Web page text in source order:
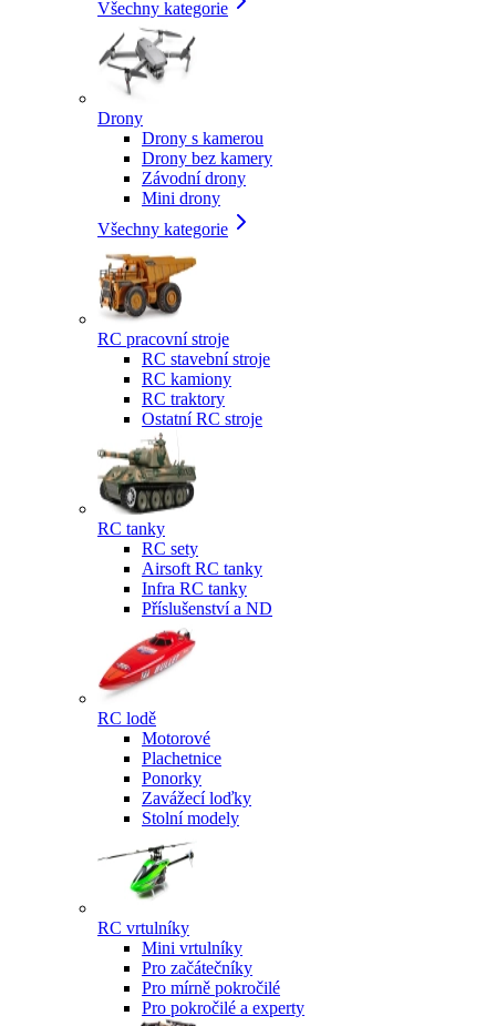
Všechny kategorie
Drony
Drony s kamerou
Drony bez kamery
Závodní drony
Mini drony
Všechny kategorie
RC pracovní stroje
RC stavební stroje
RC kamiony
RC traktory
Ostatní RC stroje
RC tanky
RC sety
Airsoft RC tanky
Infra RC tanky
Příslušenství a ND
RC lodě
Motorové
Plachetnice
Ponorky
Zavážecí loďky
Stolní modely
RC vrtulníky
Mini vrtulníky
Pro začátečníky
Pro mírně pokročilé
Pro pokročilé a experty